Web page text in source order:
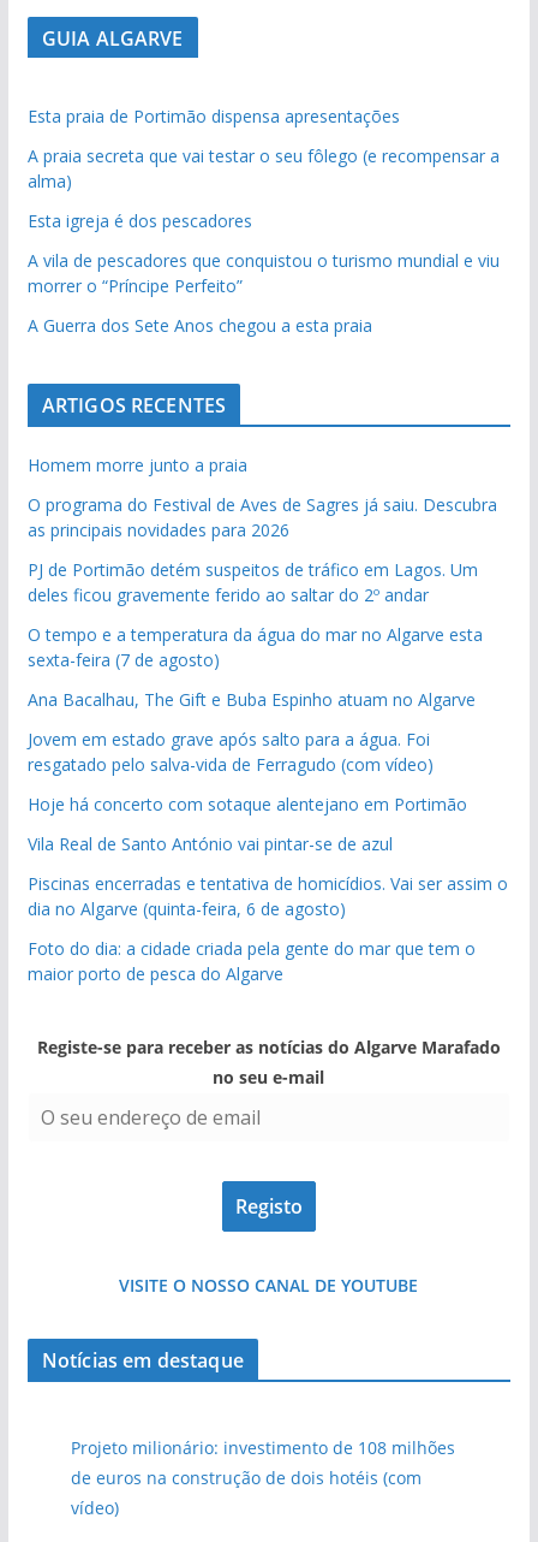
GUIA ALGARVE
Esta praia de Portimão dispensa apresentações
A praia secreta que vai testar o seu fôlego (e recompensar a
alma)
Esta igreja é dos pescadores
A vila de pescadores que conquistou o turismo mundial e viu
morrer o “Príncipe Perfeito”
A Guerra dos Sete Anos chegou a esta praia
ARTIGOS RECENTES
Homem morre junto a praia
O programa do Festival de Aves de Sagres já saiu. Descubra
as principais novidades para 2026
PJ de Portimão detém suspeitos de tráfico em Lagos. Um
deles ficou gravemente ferido ao saltar do 2º andar
O tempo e a temperatura da água do mar no Algarve esta
sexta-feira (7 de agosto)
Ana Bacalhau, The Gift e Buba Espinho atuam no Algarve
Jovem em estado grave após salto para a água. Foi
resgatado pelo salva-vida de Ferragudo (com vídeo)
Hoje há concerto com sotaque alentejano em Portimão
Vila Real de Santo António vai pintar-se de azul
Piscinas encerradas e tentativa de homicídios. Vai ser assim o
dia no Algarve (quinta-feira, 6 de agosto)
Foto do dia: a cidade criada pela gente do mar que tem o
maior porto de pesca do Algarve
Registe-se para receber as notícias do Algarve Marafado
no seu e-mail
VISITE O NOSSO CANAL DE YOUTUBE
Notícias em destaque
Projeto milionário: investimento de 108 milhões
de euros na construção de dois hotéis (com
vídeo)